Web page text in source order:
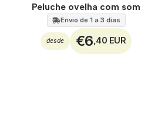
Peluche ovelha com som
Envio de 1 a 3 dias
desde €6 ,40 EUR